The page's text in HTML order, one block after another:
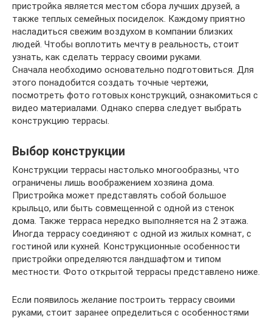
пристройка является местом сбора лучших друзей, а
также теплых семейных посиделок. Каждому приятно
насладиться свежим воздухом в компании близких
людей. Чтобы воплотить мечту в реальность, стоит
узнать, как сделать террасу своими руками.
Сначала необходимо основательно подготовиться. Для
этого понадобится создать точные чертежи,
посмотреть фото готовых конструкций, ознакомиться с
видео материалами. Однако сперва следует выбрать
конструкцию террасы.
Выбор конструкции
Конструкции террасы настолько многообразны, что
ограничены лишь воображением хозяина дома.
Пристройка может представлять собой большое
крыльцо, или быть совмещенной с одной из стенок
дома. Также терраса нередко выполняется на 2 этажа.
Иногда террасу соединяют с одной из жилых комнат, с
гостиной или кухней. Конструкционные особенности
пристройки определяются ландшафтом и типом
местности. Фото открытой террасы представлено ниже.
Если появилось желание построить террасу своими
руками, стоит заранее определиться с особенностями